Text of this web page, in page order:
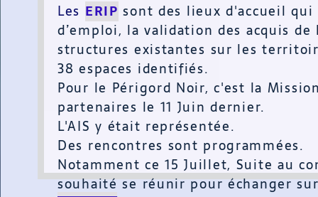
Les ERIP sont des lieux d'accueil
d’emploi, la validation des acquis
structures existantes sur les
38 espaces identifiés.
Pour le Périgord Noir, c'est la
partenaires le 11 Juin dernier.
L'AIS y était représentée.
Des rencontres sont programmées.
Notamment ce 15 Juillet, Suite au
souhaité se réunir pour échanger